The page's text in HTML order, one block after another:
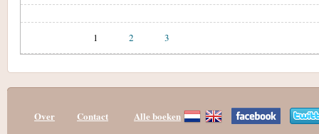
1 2 3
Over Contact Alle boeken